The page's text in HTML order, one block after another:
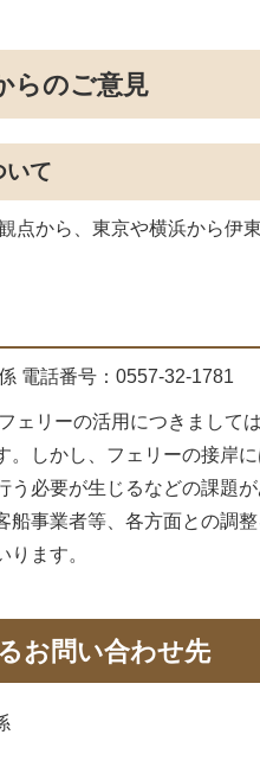
らのご意見
いて
点から、東京や横浜から伊
電話番号：0557-32-1781
ェリーの活用につきまして
。しかし、フェリーの接岸
う必要が生じるなどの課題
船事業者等、各方面との調
ます。
お問い合わせ先